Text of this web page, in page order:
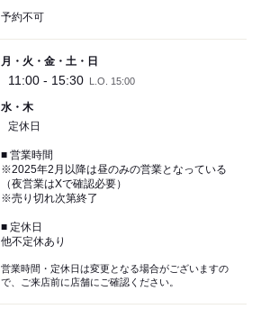
予約不可
月・火・金・土・日
11:00 - 15:30 L.O. 15:00
水・木
定休日
■ 営業時間
※2025年2月以降は昼のみの営業となっている
（夜営業はXで確認必要）
※売り切れ次第終了
■ 定休日
他不定休あり
営業時間・定休日は変更となる場合がございますの
で、ご来店前に店舗にご確認ください。